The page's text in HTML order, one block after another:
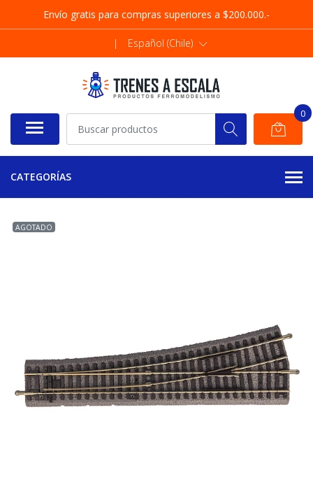
Envío gratis para compras superiores a $200.000.-
| Español (Chile)
0
CATEGORÍAS
AGOTADO